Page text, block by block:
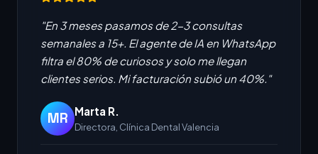
"En 3 meses pasamos de 2-3 consultas
semanales a 15+. El agente de IA en WhatsApp
filtra el 80% de curiosos y solo me llegan
clientes serios. Mi facturación subió un 40%."
MR Marta R.
Directora, Clínica Dental Valencia